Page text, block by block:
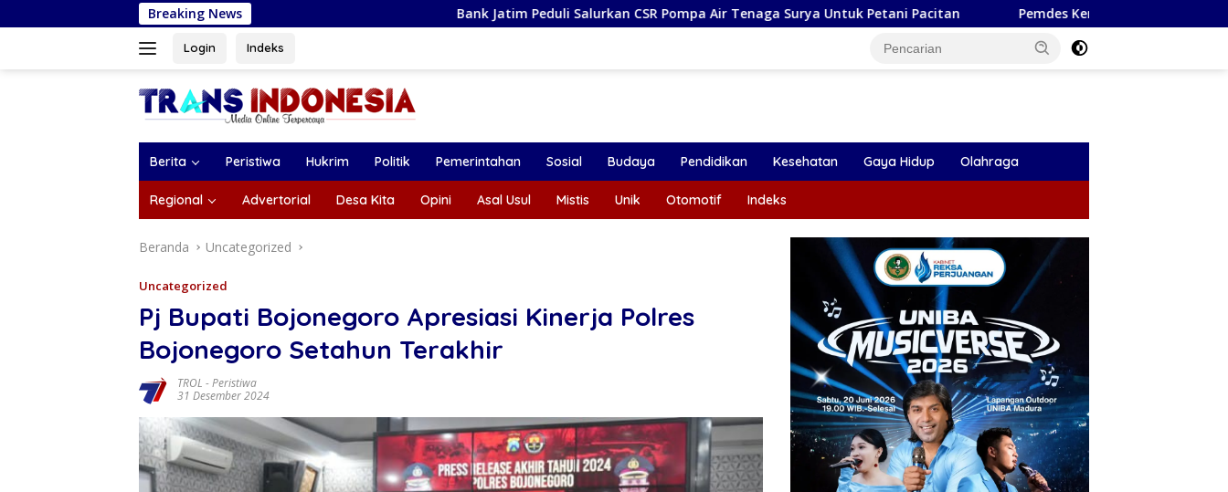
ke
Breaking News Bank Jatim Peduli Salurkan CSR Pompa Air Tenaga Surya Untuk Petani Pacitan Pemdes Kendalbulur Lantik Dua Perangkat Desa, Kades:
Login Indeks
Berita Peristiwa Hukrim Politik Pemerintahan Sosial Budaya Pendidikan Kesehatan Gaya Hidup Olahraga
Regional Advertorial Desa Kita Opini Asal Usul Mistis Unik Otomotif Indeks
Beranda Uncategorized
Uncategorized
Pj Bupati Bojonegoro Apresiasi Kinerja Polres
Bojonegoro Setahun Terakhir
TROL -Peristiwa
31 Desember 2024